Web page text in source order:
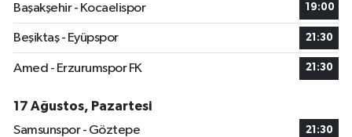
Başakşehir - Kocaelispor
19:00
Beşiktaş - Eyüpspor 21:30
Amed - Erzurumspor FK 21:30
17 Ağustos, Pazartesi
Samsunspor - Göztepe
21:30